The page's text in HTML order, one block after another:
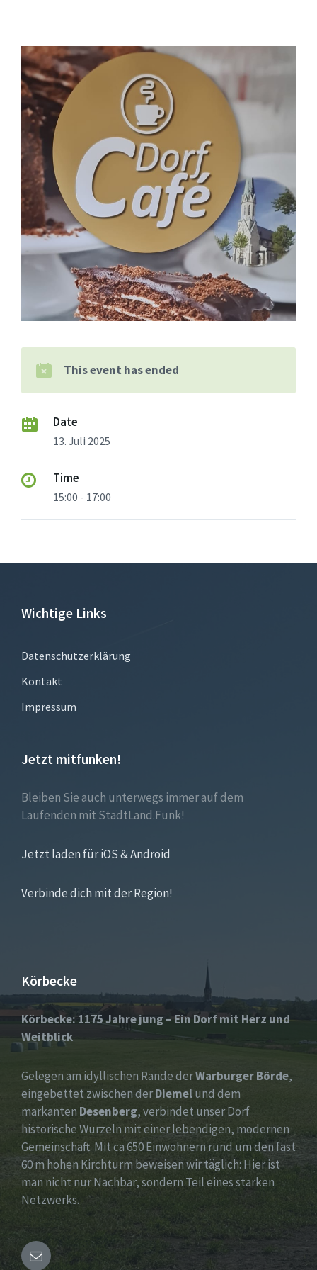
This event has ended
Date
13. Juli 2025
Time
15:00 - 17:00
Wichtige Links
Datenschutzerklärung
Kontakt
Impressum
Jetzt mitfunken!
Bleiben Sie auch unterwegs immer auf dem
Laufenden mit StadtLand.Funk!
Jetzt laden für iOS & Android
Verbinde dich mit der Region!
Körbecke
Körbecke: 1175 Jahre jung – Ein Dorf mit Herz und
Weitblick
Gelegen am idyllischen Rande derWarburger Börde,
eingebettet zwischen derDiemelund dem
markanten Desenberg, verbindet unser Dorf
historische Wurzeln mit einer lebendigen, modernen
Gemeinschaft. Mit ca 650 Einwohnern rund um den fast
60 m hohen Kirchturm beweisen wir täglich: Hier ist
man nicht nur Nachbar, sondern Teil eines starken
Netzwerks.
Email